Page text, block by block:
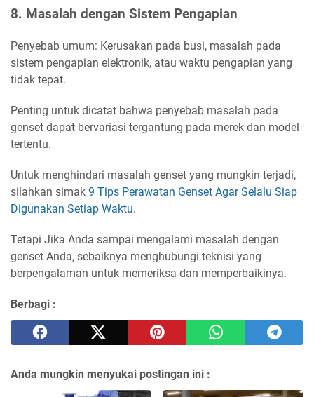
8. Masalah dengan Sistem Pengapian
Penyebab umum: Kerusakan pada busi, masalah pada
sistem pengapian elektronik, atau waktu pengapian yang
tidak tepat.
Penting untuk dicatat bahwa penyebab masalah pada
genset dapat bervariasi tergantung pada merek dan model
tertentu.
Untuk menghindari masalah genset yang mungkin terjadi,
silahkan simak 9 Tips Perawatan Genset Agar Selalu Siap
Digunakan Setiap Waktu.
Tetapi Jika Anda sampai mengalami masalah dengan
genset Anda, sebaiknya menghubungi teknisi yang
berpengalaman untuk memeriksa dan memperbaikinya.
Berbagi :
Anda mungkin menyukai postingan ini :